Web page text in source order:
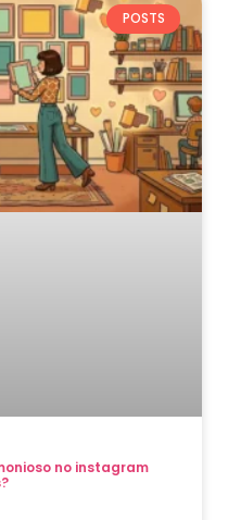
POSTS
no instagram